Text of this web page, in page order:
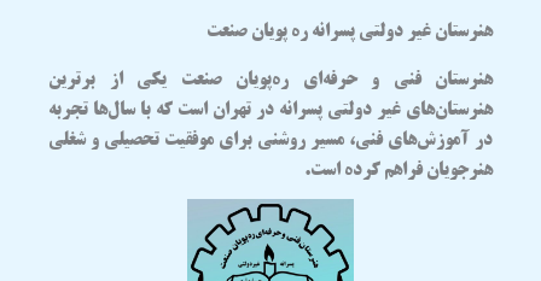
هنرستان غیر دولتی پسرانه ره پویان صنعت
هنرستان فنی و حرفه‌ای ره‌پویان صنعت یکی از برترین
هنرستان‌های غیر دولتی پسرانه در تهران است که با سال‌ها تجربه
در آموزش‌های فنی، مسیر روشنی برای موفقیت تحصیلی و شغلی
هنرجویان فراهم کرده است.